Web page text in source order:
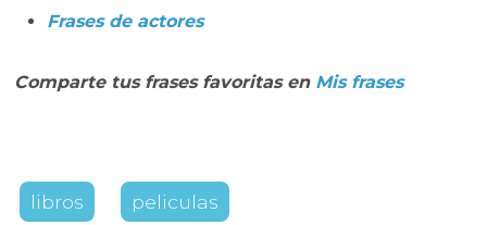
Frases de actores
Comparte tus frases favoritas en Mis frases
libros peliculas